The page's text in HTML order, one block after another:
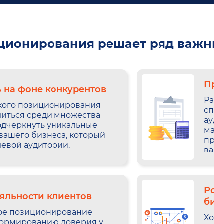
решает ряд
на фоне конкурентов
позиционирования
среди множества
уникальные
бизнеса, который
аудитории.
клиентов
позиционирование
доверия у